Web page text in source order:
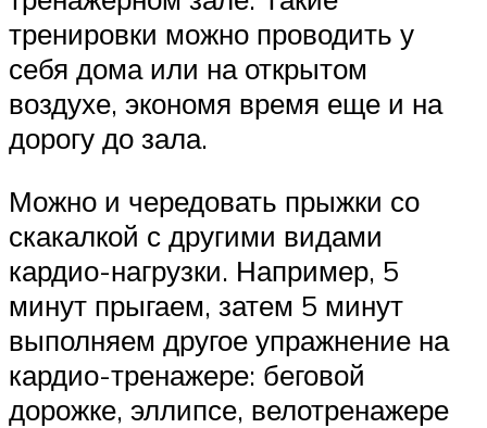
тренировки можно проводить у
себя дома или на открытом
воздухе, экономя время еще и на
дорогу до зала.
Можно и чередовать прыжки со
скакалкой с другими видами
кардио-нагрузки. Например, 5
минут прыгаем, затем 5 минут
выполняем другое упражнение на
кардио-тренажере: беговой
дорожке, эллипсе, велотренажере